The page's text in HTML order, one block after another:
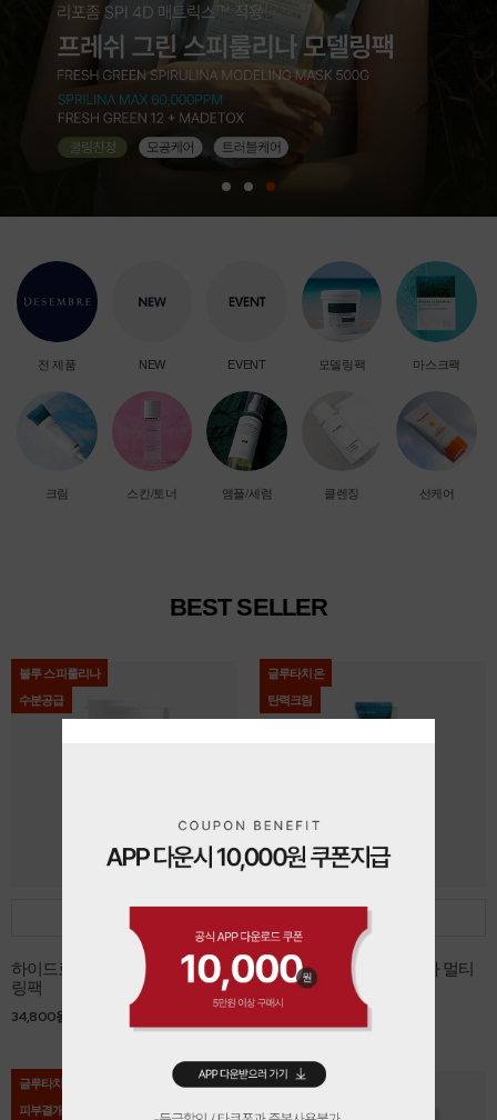
전 제품 NEW EVENT 모델링팩 마스크팩
크림 스킨/토너 앰플/세럼 클렌징 선케어
BEST SELLER
블루 스피룰리나
수분공급
하이드로 블루 스피룰리나 모델
링팩
34,800원
글루타치온
탄력크림
데쌍브르 글루타치온 시카 멀티
리페어 크림 30ml
글루타치온
피부결개선
BEST